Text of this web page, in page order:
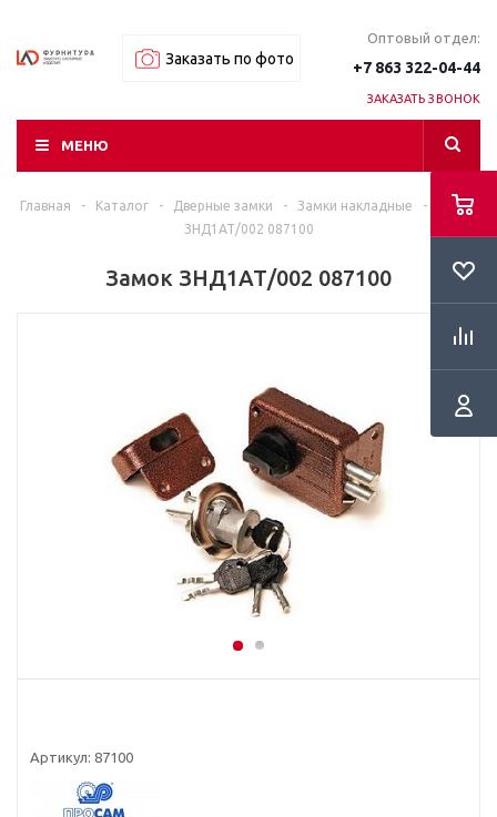
Заказать по фото
Оптовый отдел:
+7 863 322-04-44
ЗАКАЗАТЬ ЗВОНОК
МЕНЮ
Главная - Каталог - Дверные замки - Замки накладные -
Замок
ЗНД1АТ/002 087100
Замок ЗНД1АТ/002 087100
Артикул: 87100